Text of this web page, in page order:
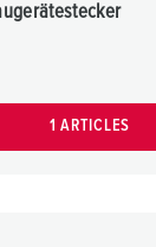
1 ARTICLES